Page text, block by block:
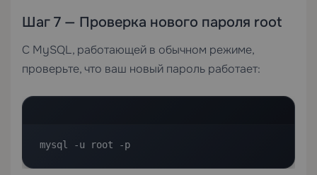
Шаг 7 — Проверка нового пароля root
С MySQL, работающей в обычном режиме,
проверьте, что ваш новый пароль работает:
mysql -u root -p